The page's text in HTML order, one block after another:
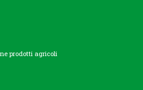
prodotti agricoli